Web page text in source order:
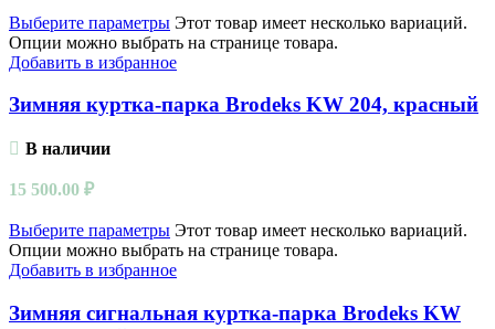
Выберите параметры Этот товар имеет несколько вариаций.
Опции можно выбрать на странице товара.
Добавить в избранное
Зимняя куртка-парка Brodeks KW 204, красный
В наличии
15 500.00 ₽
Выберите параметры Этот товар имеет несколько вариаций.
Опции можно выбрать на странице товара.
Добавить в избранное
Зимняя сигнальная куртка-парка Brodeks KW